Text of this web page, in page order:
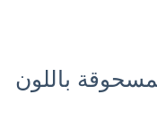
باللون